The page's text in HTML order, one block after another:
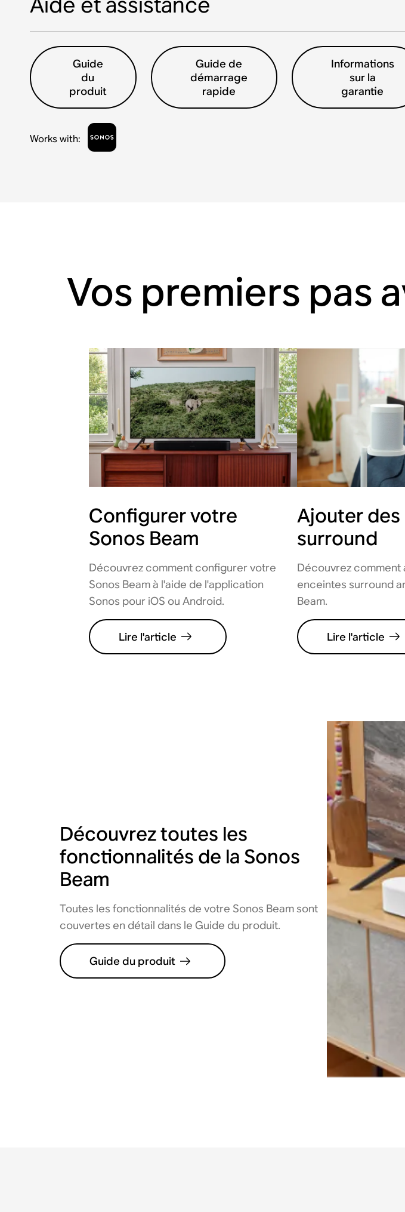
Guide
du
produit
Guide de
démarrage
rapide
Informations
sur la
garantie
Works with:
Vos premiers pas
Configurer votre
Sonos Beam
Découvrez comment configurer votre
Sonos Beam à l'aide de l'application
Sonos pour iOS ou Android.
Lire l'article
Ajouter
surround
Découvrez comment
enceintes surround
Beam.
Lire l'article
Découvrez toutes les
fonctionnalités de la Sonos
Beam
Toutes les fonctionnalités de votre Sonos Beam sont
couvertes en détail dans le Guide du produit.
Guide du produit